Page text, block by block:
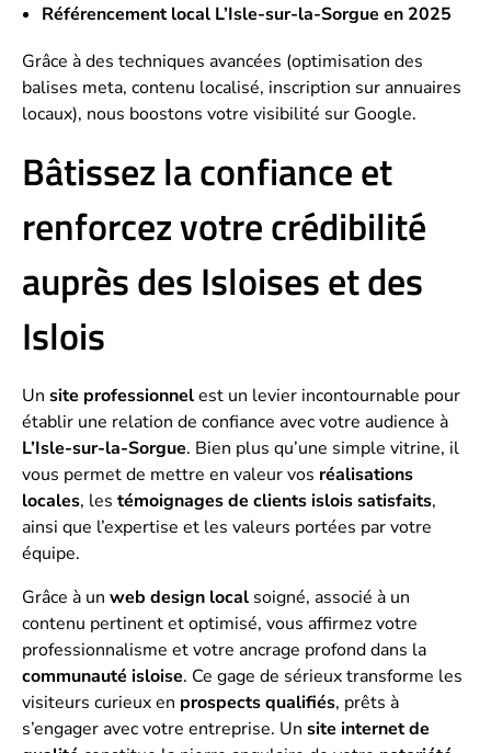
Référencement local L’Isle-sur-la-Sorgue en 2025
Grâce à des techniques avancées (optimisation des
balises meta, contenu localisé, inscription sur annuaires
locaux), nous boostons votre visibilité sur Google.
Bâtissez la confiance et
renforcez votre crédibilité
auprès des Isloises et des
Islois
Un site professionnelest un levier incontournable pour
établir une relation de confiance avec votre audience à
L’Isle-sur-la-Sorgue. Bien plus qu’une simple vitrine, il
vous permet de mettre en valeur vos réalisations
locales, les témoignages de clients islois satisfaits,
ainsi que l’expertise et les valeurs portées par votre
équipe.
Grâce à un web design local soigné, associé à un
contenu pertinent et optimisé, vous affirmez votre
professionnalisme et votre ancrage profond dans la
communauté isloise. Ce gage de sérieux transforme les
visiteurs curieux en prospects qualifiés, prêts à
s’engager avec votre entreprise. Un site internet de